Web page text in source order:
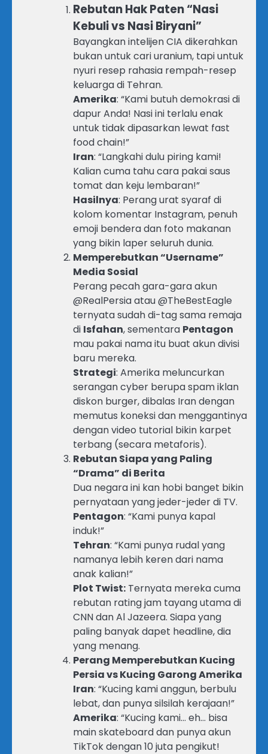
Rebutan Hak Paten “Nasi
Kebuli vs Nasi Biryani”
Bayangkan intelijen CIA dikerahkan
bukan untuk cari uranium, tapi untuk
nyuri resep rahasia rempah-resep
keluarga di Tehran.
Amerika: “Kami butuh demokrasi di
dapur Anda! Nasi ini terlalu enak
untuk tidak dipasarkan lewat fast
food chain!”
Iran: “Langkahi dulu piring kami!
Kalian cuma tahu cara pakai saus
tomat dan keju lembaran!”
Hasilnya: Perang urat syaraf di
kolom komentar Instagram, penuh
emoji bendera dan foto makanan
yang bikin laper seluruh dunia.
Memperebutkan “Username”
Media Sosial
Perang pecah gara-gara akun
@RealPersia atau @TheBestEagle
ternyata sudah di-tag sama remaja
di Isfahan, sementara Pentagon
mau pakai nama itu buat akun divisi
baru mereka.
Strategi: Amerika meluncurkan
serangan cyber berupa spam iklan
diskon burger, dibalas Iran dengan
memutus koneksi dan menggantinya
dengan video tutorial bikin karpet
terbang (secara metaforis).
Rebutan Siapa yang Paling
“Drama” di Berita
Dua negara ini kan hobi banget bikin
pernyataan yang jeder-jeder di TV.
Pentagon: “Kami punya kapal
induk!”
Tehran: “Kami punya rudal yang
namanya lebih keren dari nama
anak kalian!”
Plot Twist: Ternyata mereka cuma
rebutan rating jam tayang utama di
CNN dan Al Jazeera. Siapa yang
paling banyak dapet headline, dia
yang menang.
Perang Memperebutkan Kucing
Persia vs Kucing Garong Amerika
Iran: “Kucing kami anggun, berbulu
lebat, dan punya silsilah kerajaan!”
Amerika: “Kucing kami… eh… bisa
main skateboard dan punya akun
TikTok dengan 10 juta pengikut!